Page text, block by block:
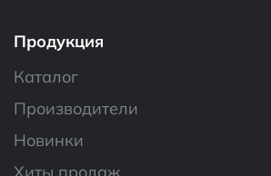
Продукция
Каталог
Производители
Новинки